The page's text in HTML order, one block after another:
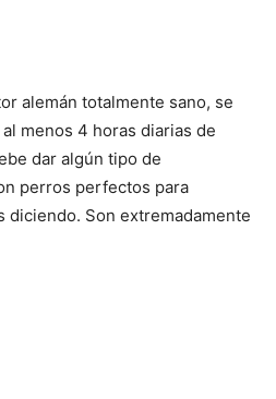
alemán totalmente sano, se
menos 4 horas diarias de
dar algún tipo de
perros perfectos para
diciendo. Son extremadamente